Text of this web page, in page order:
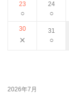
23
○
24
○
30
×
31
○
2026年7月